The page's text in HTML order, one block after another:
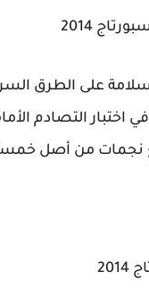
2014
اختبار التصادم
نجمات من أصل